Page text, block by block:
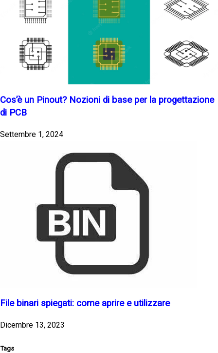
Cos’è un Pinout? Nozioni di base per la progettazione
di PCB
Settembre 1, 2024
File binari spiegati: come aprire e utilizzare
Dicembre 13, 2023
Tags